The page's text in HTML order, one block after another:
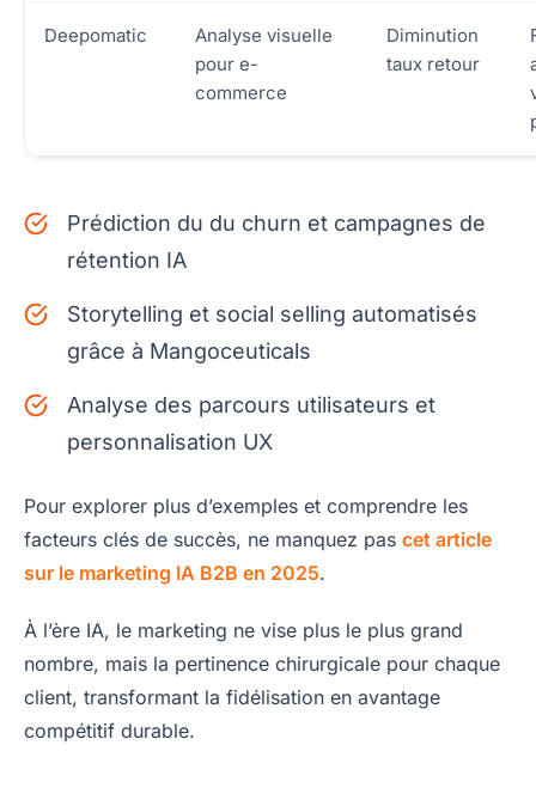
Deepomatic
Analyse visuelle
pour e-
commerce
Diminution
taux retour
Prédiction du du churn et campagnes de
rétention IA
Storytelling et social selling automatisés
grâce à Mangoceuticals
Analyse des parcours utilisateurs et
personnalisation UX
Pour explorer plus d’exemples et comprendre les
facteurs clés de succès, ne manquez pas cet article
sur le marketing IA B2B en 2025.
À l’ère IA, le marketing ne vise plus le plus grand
nombre, mais la pertinence chirurgicale pour chaque
client, transformant la fidélisation en avantage
compétitif durable.